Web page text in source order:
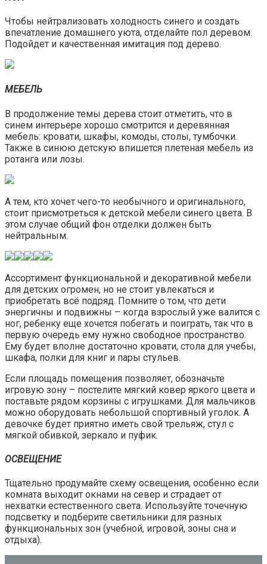
Чтобы нейтрализовать холодность синего и создать
впечатление домашнего уюта, отделайте пол деревом.
Подойдет и качественная имитация под дерево.
МЕБЕЛЬ
В продолжение темы дерева стоит отметить, что в
синем интерьере хорошо смотрится и деревянная
мебель: кровати, шкафы, комоды, столы, тумбочки.
Также в синюю детскую впишется плетеная мебель из
ротанга или лозы.
А тем, кто хочет чего-то необычного и оригинального,
стоит присмотреться к детской мебели синего цвета. В
этом случае общий фон отделки должен быть
нейтральным.
Ассортимент функциональной и декоративной мебели
для детских огромен, но не стоит увлекаться и
приобретать всё подряд. Помните о том, что дети
энергичны и подвижны – когда взрослый уже валится с
ног, ребенку еще хочется побегать и поиграть, так что в
первую очередь ему нужно свободное пространство.
Ему будет вполне достаточно кровати, стола для учебы,
шкафа, полки для книг и пары стульев.
Если площадь помещения позволяет, обозначьте
игровую зону – постелите мягкий ковер яркого цвета и
поставьте рядом корзины с игрушками. Для мальчиков
можно оборудовать небольшой спортивный уголок. А
девочке будет приятно иметь свой трельяж, стул с
мягкой обивкой, зеркало и пуфик.
ОСВЕЩЕНИЕ
Тщательно продумайте схему освещения, особенно если
комната выходит окнами на север и страдает от
нехватки естественного света. Используйте точечную
подсветку и подберите светильники для разных
функциональных зон (учебной, игровой, зоны сна и
отдыха).